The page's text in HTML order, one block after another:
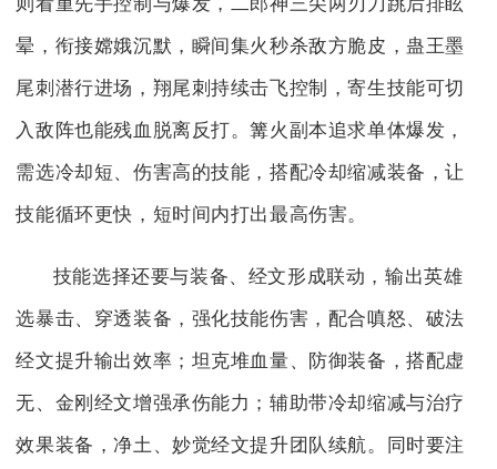
晕，衔接嫦娥沉默，瞬间集火秒杀敌方脆皮，蛊王墨
尾刺潜行进场，翔尾刺持续击飞控制，寄生技能可切
入敌阵也能残血脱离反打。篝火副本追求单体爆发，
需选冷却短、伤害高的技能，搭配冷却缩减装备，让
技能循环更快，短时间内打出最高伤害。
技能选择还要与装备、经文形成联动，输出英雄
选暴击、穿透装备，强化技能伤害，配合嗔怒、破法
经文提升输出效率；坦克堆血量、防御装备，搭配虚
无、金刚经文增强承伤能力；辅助带冷却缩减与治疗
效果装备，净土、妙觉经文提升团队续航。同时要注